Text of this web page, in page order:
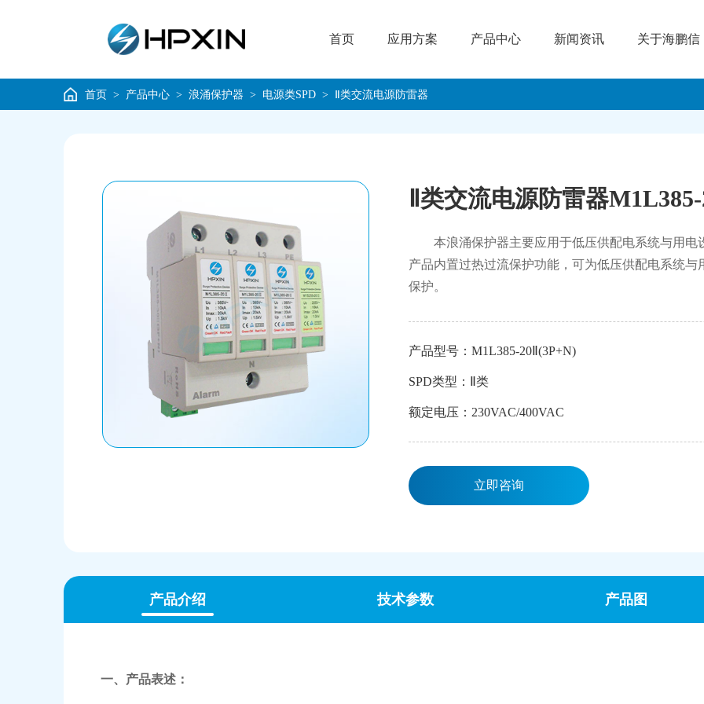
首页 应用方案 产品中心 新闻资讯 关于海鹏信
首页 > 产品中心 >浪涌保护器 > 电源类SPD > Ⅱ类交流电源防雷器
Ⅱ类交流电源防雷器
本浪涌保护器主要应用于低压供配电系统与用
产品内置过热过流保护功能，可为低压供配电系统
保护。
产品型号：M1L385-20Ⅱ(3P+N)
SPD类型：Ⅱ类
额定电压：230VAC/400VAC
立即咨询
产品介绍 技术参数 产品图
一、产品表述：